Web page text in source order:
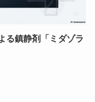
る鎮静剤「ミダゾラ